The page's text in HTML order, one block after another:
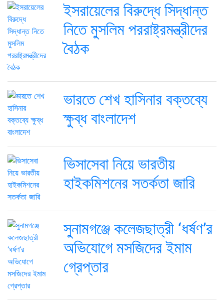
ইসরায়েলের বিরুদ্ধে সিদ্ধান্ত
নিতে মুসলিম পররাষ্ট্রমন্ত্রীদের
বৈঠক
ভারতে শেখ হাসিনার বক্তব্যে
ক্ষুব্ধ বাংলাদেশ
ভিসাসেবা নিয়ে ভারতীয়
হাইকমিশনের সতর্কতা জারি
সুনামগঞ্জে কলেজছাত্রী ‘ধর্ষণ’র
অভিযোগে মসজিদের ইমাম
গ্রেপ্তার